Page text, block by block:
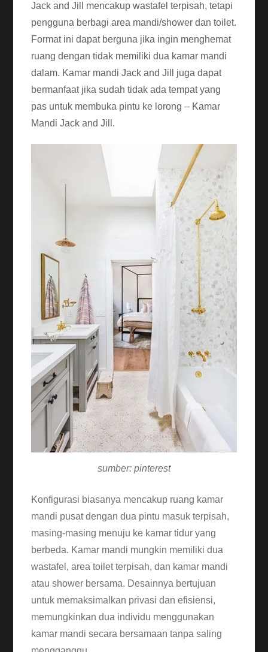
Jack and Jill mencakup wastafel terpisah, tetapi
pengguna berbagi area mandi/shower dan toilet.
Format ini dapat berguna jika ingin menghemat
ruang dengan tidak memiliki dua kamar mandi
dalam. Kamar mandi Jack and Jill juga dapat
bermanfaat jika sudah tidak ada tempat yang
pas untuk membuka pintu ke lorong – Kamar
Mandi Jack and Jill.
sumber: pinterest
Konfigurasi biasanya mencakup ruang kamar
mandi pusat dengan dua pintu masuk terpisah,
masing-masing menuju ke kamar tidur yang
berbeda. Kamar mandi mungkin memiliki dua
wastafel, area toilet terpisah, dan kamar mandi
atau shower bersama. Desainnya bertujuan
untuk memaksimalkan privasi dan efisiensi,
memungkinkan dua individu menggunakan
kamar mandi secara bersamaan tanpa saling